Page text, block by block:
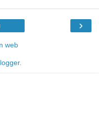
›
web
.